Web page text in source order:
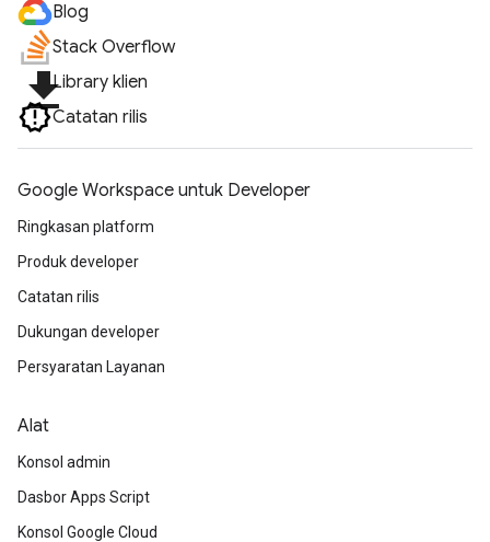
Blog
Stack Overflow
file_downloadLibrary klien
Catatan rilis
Google Workspace untuk Developer
Ringkasan platform
Produk developer
Catatan rilis
Dukungan developer
Persyaratan Layanan
Alat
Konsol admin
Dasbor Apps Script
Konsol Google Cloud